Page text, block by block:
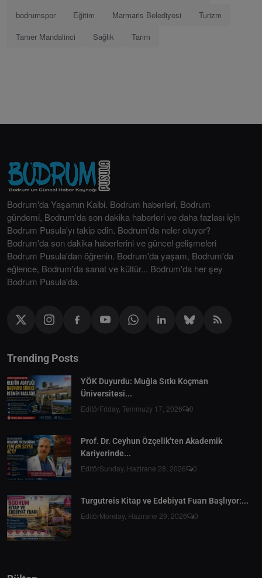
bodrumspor
Eğitim Marmaris Belediyesi
Turizm
Tamer Mandalinci
Sağlık Tarım
Bodrum'da Yaşamın Kalbi. Bodrum haberleri, Bodrum
gündemi, Bodrum'da son dakika haberleri ve daha fazlası için
Bodrum Pusula'yı takip edin. Bodrum'da neler oluyor?
Bodrum'da son dakika haberlerini ve güncel gelişmeleri
Bodrum Pusula'dan öğrenin. Bodrum'da yaşam, Bodrum'da
eğlence, Bodrum'da sanat ve kültür... Bodrum'da her şey
Bodrum Pusula'da.
Trending Posts
YÖK Duyurdu: Muğla Sıtkı Koçman
Üniversitesi...
EditörFriday, Temmuzy 17, 2026 0
Prof. Dr. Ceyhun Özçelik’ten Akademik
Kariyerinde...
EditörSunday, Hazirane 28, 2026 0
Turgutreis Kitap ve Edebiyat Fuarı Başlıyor:...
EditörMonday, Hazirane 29, 2026 0